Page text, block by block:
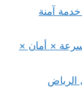
بـ35%خصم خدمة آمنة
× أمان ×
الرياض